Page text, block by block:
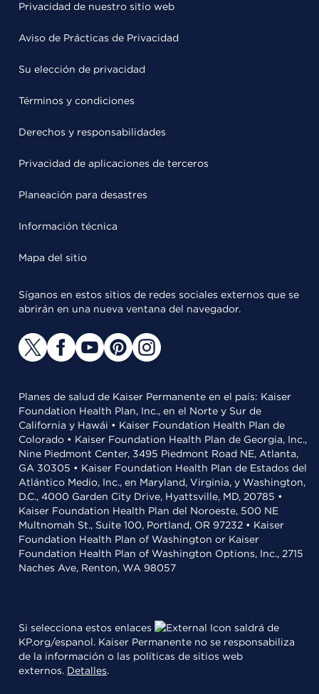
Privacidad de nuestro sitio web
Aviso de Prácticas de Privacidad
Su elección de privacidad
Términos y condiciones
Derechos y responsabilidades
Privacidad de aplicaciones de terceros
Planeación para desastres
Información técnica
Mapa del sitio
Síganos en estos sitios de redes sociales externos que se
abrirán en una nueva ventana del navegador.
Planes de salud de Kaiser Permanente en el país: Kaiser
Foundation Health Plan, Inc., en el Norte y Sur de
California y Hawái • Kaiser Foundation Health Plan de
Colorado • Kaiser Foundation Health Plan de Georgia, Inc.,
Nine Piedmont Center, 3495 Piedmont Road NE, Atlanta,
GA 30305 • Kaiser Foundation Health Plan de Estados del
Atlántico Medio, Inc., en Maryland, Virginia, y Washington,
D.C., 4000 Garden City Drive, Hyattsville, MD, 20785 •
Kaiser Foundation Health Plan del Noroeste, 500 NE
Multnomah St., Suite 100, Portland, OR 97232 • Kaiser
Foundation Health Plan of Washington or Kaiser
Foundation Health Plan of Washington Options, Inc., 2715
Naches Ave, Renton, WA 98057
Si selecciona estos enlaces
saldrá de
KP.org/espanol. Kaiser Permanente no se responsabiliza
de la información o las políticas de sitios web
externos. Detalles.